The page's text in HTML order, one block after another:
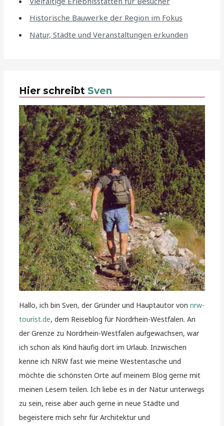
Historische Bauwerke der Region im Fokus
Natur, Städte und Veranstaltungen erkunden
Hier schreibt Sven
Hallo, ich bin Sven, der Gründer und Hauptautor vonnrw-
tourist.de, dem Reiseblog für Nordrhein-Westfalen. An
der Grenze zu Nordrhein-Westfalen aufgewachsen, war
ich schon als Kind häufig dort im Urlaub. Inzwischen
kenne ich NRW fast wie meine Westentasche und
möchte die schönsten Orte auf meinem Blog gerne mit
meinen Lesern teilen. Ich liebe es in der Natur unterwegs
zu sein, reise aber auch gerne in neue Städte und
begeistere mich sehr für Architektur und